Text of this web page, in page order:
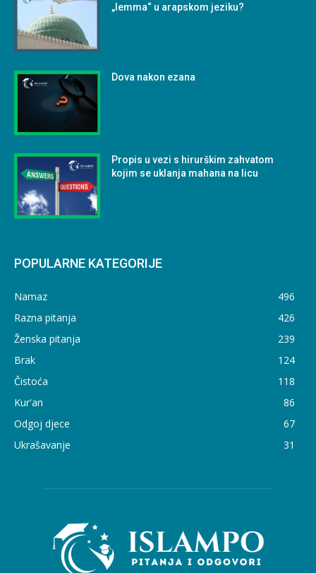
„lemma“ u arapskom jeziku?
Dova nakon ezana
Propis u vezi s hirurškim zahvatom
kojim se uklanja mahana na licu
POPULARNE KATEGORIJE
Namaz
496
Razna pitanja
426
Ženska pitanja
239
Brak
124
Čistoća
118
Kur'an
86
Odgoj djece
67
Ukrašavanje
31